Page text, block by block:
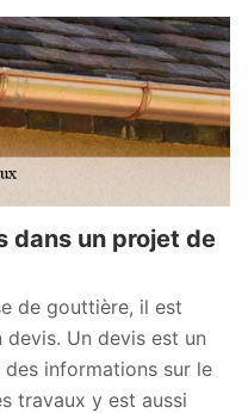
dans un projet de
de gouttière, il est
Un devis est un
informations sur le
travaux y est aussi